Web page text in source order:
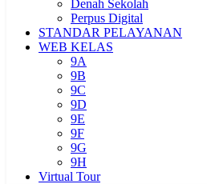
Denah Sekolah
Perpus Digital
STANDAR PELAYANAN
WEB KELAS
9A
9B
9C
9D
9E
9F
9G
9H
Virtual Tour